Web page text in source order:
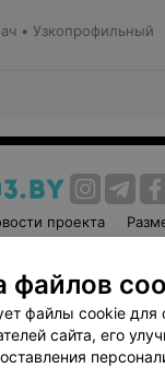
• Узкопрофильный
проекта
соглашение
Вакансии
Партнеры
руководителю
файлов
файлы cookie для
сайта, его